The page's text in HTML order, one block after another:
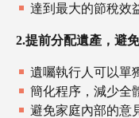
達到最大的節稅效
2.提前分配遺產，避
遺囑執行人可以單
簡化程序，減少全
避免家庭內部的意